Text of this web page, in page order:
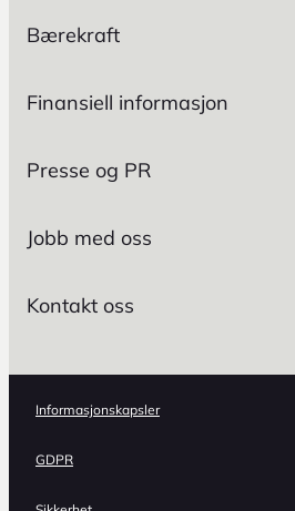
Bærekraft
Finansiell informasjon
Presse og PR
Jobb med oss
Kontakt oss
Informasjonskapsler
GDPR